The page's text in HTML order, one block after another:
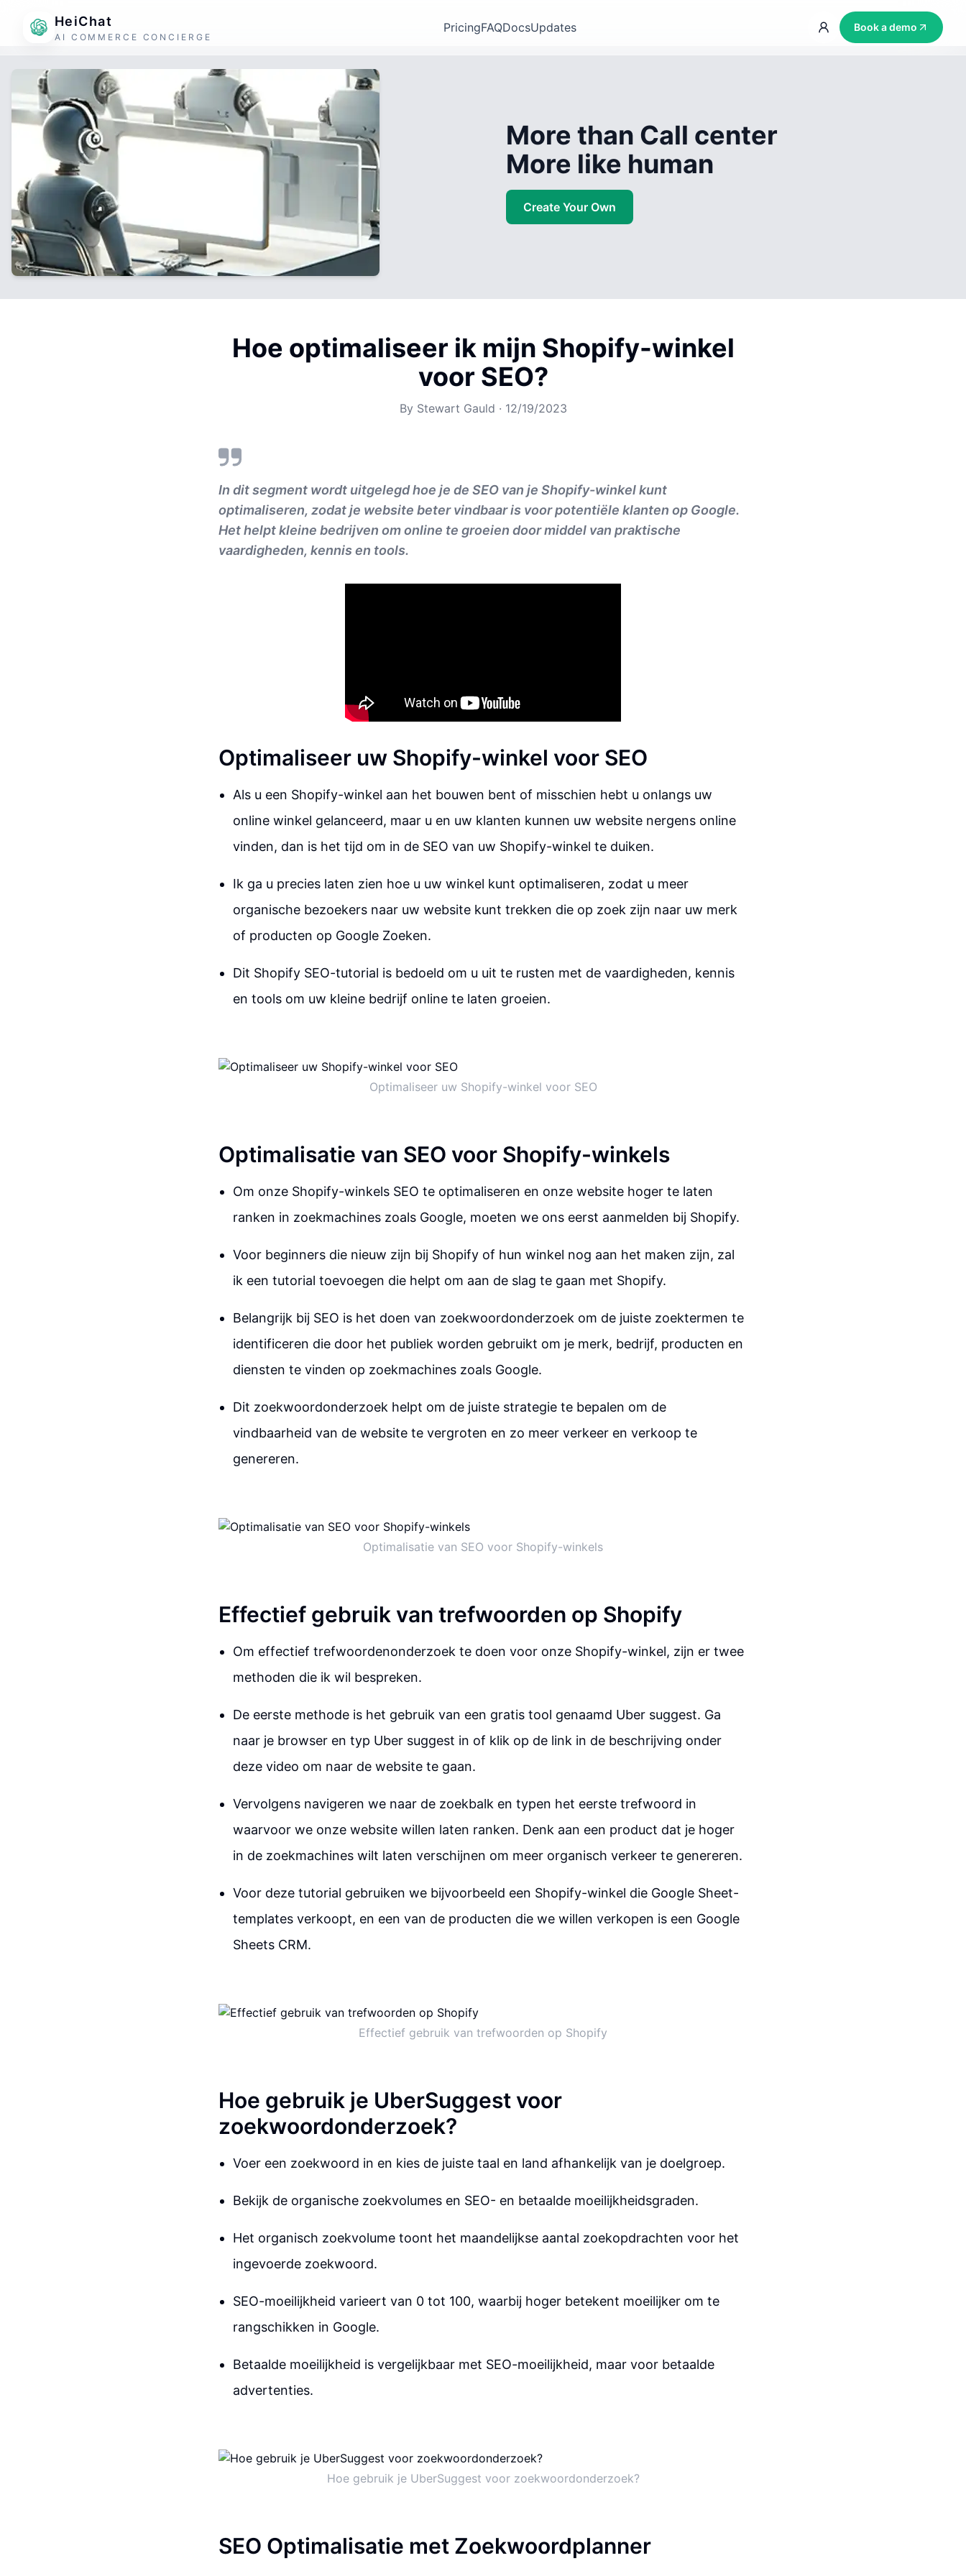
HeiChat
AI COMMERCE CONCIERGE
PricingFAQDocsUpdates Book a demo
More than Call center
More like human
Create Your Own
Hoe optimaliseer ik mijn Shopify-winkel
voor SEO?
By Stewart Gauld · 12/19/2023
In dit segment wordt uitgelegd hoe je de SEO van je Shopify-winkel kunt
optimaliseren, zodat je website beter vindbaar is voor potentiële klanten op Google.
Het helpt kleine bedrijven om online te groeien door middel van praktische
vaardigheden, kennis en tools.
Optimaliseer uw Shopify-winkel voor SEO
Als u een Shopify-winkel aan het bouwen bent of misschien hebt u onlangs uw
online winkel gelanceerd, maar u en uw klanten kunnen uw website nergens online
vinden, dan is het tijd om in de SEO van uw Shopify-winkel te duiken.
Ik ga u precies laten zien hoe u uw winkel kunt optimaliseren, zodat u meer
organische bezoekers naar uw website kunt trekken die op zoek zijn naar uw merk
of producten op Google Zoeken.
Dit Shopify SEO-tutorial is bedoeld om u uit te rusten met de vaardigheden, kennis
en tools om uw kleine bedrijf online te laten groeien.
Optimaliseer uw Shopify-winkel voor SEO
Optimalisatie van SEO voor Shopify-winkels
Om onze Shopify-winkels SEO te optimaliseren en onze website hoger te laten
ranken in zoekmachines zoals Google, moeten we ons eerst aanmelden bij Shopify.
Voor beginners die nieuw zijn bij Shopify of hun winkel nog aan het maken zijn, zal
ik een tutorial toevoegen die helpt om aan de slag te gaan met Shopify.
Belangrijk bij SEO is het doen van zoekwoordonderzoek om de juiste zoektermen te
identificeren die door het publiek worden gebruikt om je merk, bedrijf, producten en
diensten te vinden op zoekmachines zoals Google.
Dit zoekwoordonderzoek helpt om de juiste strategie te bepalen om de
vindbaarheid van de website te vergroten en zo meer verkeer en verkoop te
genereren.
Optimalisatie van SEO voor Shopify-winkels
Effectief gebruik van trefwoorden op Shopify
Om effectief trefwoordenonderzoek te doen voor onze Shopify-winkel, zijn er twee
methoden die ik wil bespreken.
De eerste methode is het gebruik van een gratis tool genaamd Uber suggest. Ga
naar je browser en typ Uber suggest in of klik op de link in de beschrijving onder
deze video om naar de website te gaan.
Vervolgens navigeren we naar de zoekbalk en typen het eerste trefwoord in
waarvoor we onze website willen laten ranken. Denk aan een product dat je hoger
in de zoekmachines wilt laten verschijnen om meer organisch verkeer te genereren.
Voor deze tutorial gebruiken we bijvoorbeeld een Shopify-winkel die Google Sheet-
templates verkoopt, en een van de producten die we willen verkopen is een Google
Sheets CRM.
Effectief gebruik van trefwoorden op Shopify
Hoe gebruik je UberSuggest voor
zoekwoordonderzoek?
Voer een zoekwoord in en kies de juiste taal en land afhankelijk van je doelgroep.
Bekijk de organische zoekvolumes en SEO- en betaalde moeilijkheidsgraden.
Het organisch zoekvolume toont het maandelijkse aantal zoekopdrachten voor het
ingevoerde zoekwoord.
SEO-moeilijkheid varieert van 0 tot 100, waarbij hoger betekent moeilijker om te
rangschikken in Google.
Betaalde moeilijkheid is vergelijkbaar met SEO-moeilijkheid, maar voor betaalde
advertenties.
Hoe gebruik je UberSuggest voor zoekwoordonderzoek?
SEO Optimalisatie met Zoekwoordplanner